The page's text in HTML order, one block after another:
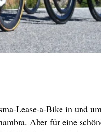
Lease-a-Bike in und
Aber für eine